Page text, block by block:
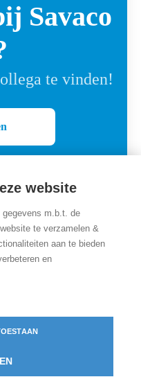
website
m.b.t. de
te verzamelen &
aan te bieden
en
Savaco
te vinden!